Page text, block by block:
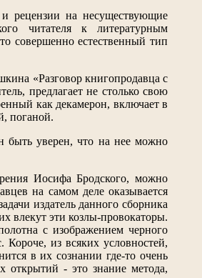
рецензии на несуществующие
читателя к литературным
совершенно естественный тип
«Разговор книгопродавца с
предлагает не столько свою
как декамерон, включает в
поганой.
быть уверен, что на нее можно
Иосифа Бродского, можно
на самом деле оказывается
издатель данного сборника
влекут эти козлы-провокаторы.
с изображением черного
из всяких условностей,
в их сознании где-то очень
открытий - это знание метода,